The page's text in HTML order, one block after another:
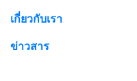
เกี่ยวกับเรา
ข่าวสาร